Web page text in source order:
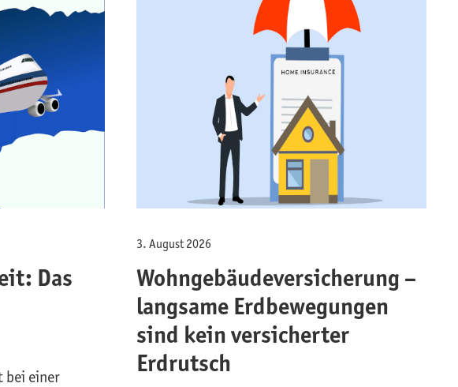
Das
bei einer
3. August 2026
Wohngebäude­versicherung –
langsame Erdbewegungen
sind kein versicherter
Erdrutsch